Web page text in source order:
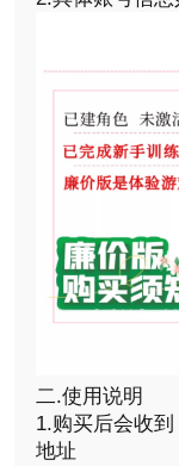
二.使用说明
1.购买后会收
地址